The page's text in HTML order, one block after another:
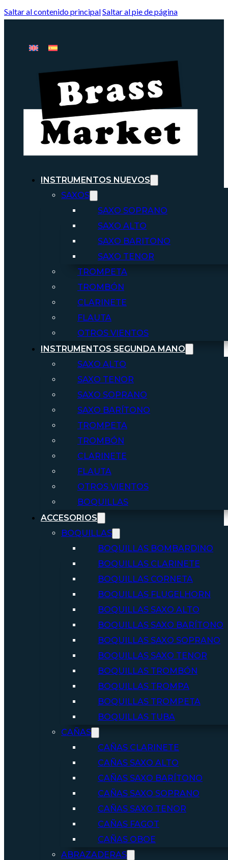
Saltar al contenido principalSaltar al pie de página
INSTRUMENTOS NUEVOS
SAXOS
SAXO SOPRANO
SAXO ALTO
SAXO BARITONO
SAXO TENOR
TROMPETA
TROMBÓN
CLARINETE
FLAUTA
OTROS VIENTOS
INSTRUMENTOS SEGUNDA MANO
SAXO ALTO
SAXO TENOR
SAXO SOPRANO
SAXO BARÍTONO
TROMPETA
TROMBÓN
CLARINETE
FLAUTA
OTROS VIENTOS
BOQUILLAS
ACCESORIOS
BOQUILLAS
BOQUILLAS BOMBARDINO
BOQUILLAS CLARINETE
BOQUILLAS CORNETA
BOQUILLAS FLUGELHORN
BOQUILLAS SAXO ALTO
BOQUILLAS SAXO BARÍTONO
BOQUILLAS SAXO SOPRANO
BOQUILLAS SAXO TENOR
BOQUILLAS TROMBÓN
BOQUILLAS TROMPA
BOQUILLAS TROMPETA
BOQUILLAS TUBA
CAÑAS
CAÑAS CLARINETE
CAÑAS SAXO ALTO
CAÑAS SAXO BARÍTONO
CAÑAS SAXO SOPRANO
CAÑAS SAXO TENOR
CAÑAS FAGOT
CAÑAS OBOE
ABRAZADERAS